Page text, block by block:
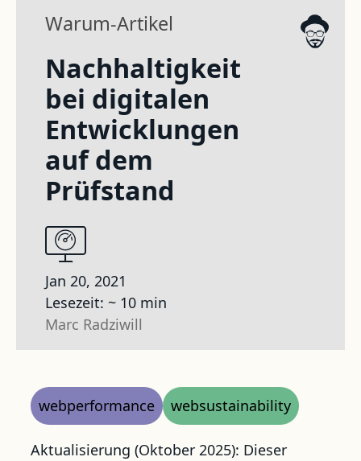
Warum-Artikel
Nachhaltigkeit
bei digitalen
Entwicklungen
auf dem
Prüfstand
Jan 20, 2021
Lesezeit: ~ 10 min
Marc Radziwill
webperformance websustainability
Aktualisierung (Oktober 2025): Dieser